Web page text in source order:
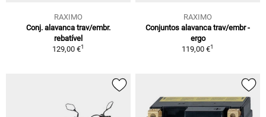
RAXIMO
Conj. alavanca trav/embr.
rebatível
129,00 €1
RAXIMO
Conjuntos alavanca trav/embr -
ergo
119,00 €1